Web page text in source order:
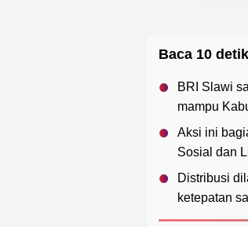
Baca 10 detik
BRI Slawi
mampu
Aksi ini
Sosial dan
Distribusi
ketepatan